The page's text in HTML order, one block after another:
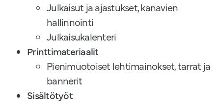
​Julkaisut ja ajastukset, kanavien
hallinnointi
Julkaisukalenteri
Printtimateriaalit
​Pienimuotoiset lehtimainokset, tarrat ja
bannerit
Sisältötyöt